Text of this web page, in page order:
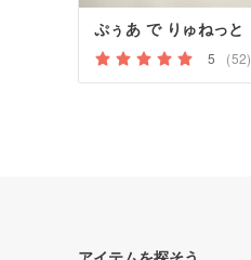
ぷぅあ で りゅねっと
5 (52)